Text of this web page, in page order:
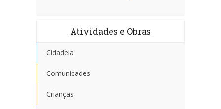
Atividades e Obras
Cidadela
Comunidades
Crianças